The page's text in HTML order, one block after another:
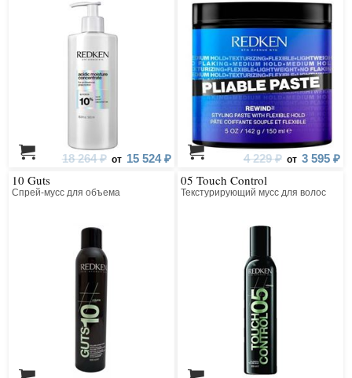
18 264 ₽ от 15 524 ₽ 4 229 ₽ от 3 595 ₽
10 Guts
Спрей-мусс для объема
05 Touch Control
Текстурирующий мусс для волос